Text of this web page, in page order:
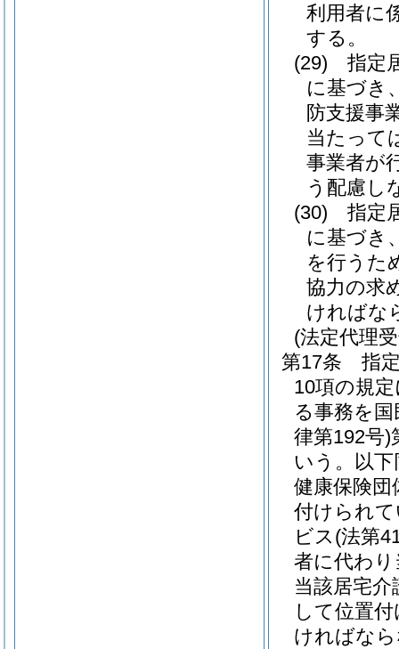
利用者に
する。
(29)
指定
に基づき
防支援事
当たって
事業者が
う配慮し
(30)
指定
に基づき
を行うた
協力の求
ければな
(法定代理
第17条
指
10項の規
る事務を
律第192号)
いう。以下
健康保険団
付けられ
ビス (法第
者に代わ
当該居宅
して位置
ければな